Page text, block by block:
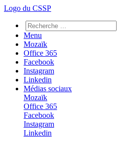
Logo du CSSP
Menu
Mozaïk
Office 365
Facebook
Instagram
Linkedin
Médias sociaux
Mozaïk
Office 365
Facebook
Instagram
Linkedin